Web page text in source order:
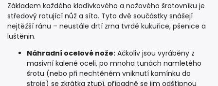
Základem každého kladívkového a nožového šrotovníku je
středový rotující nůž a síto. Tyto dvě součástky snášejí
nejtěžší ránu – neustále drtí zrna tvrdé kukuřice, pšenice a
luštěnin.
Náhradní ocelové nože: Ačkoliv jsou vyráběny z
masivní kalené oceli, po mnoha tunách namletého
šrotu (nebo při nechtěném vniknutí kamínku do
stroje) se zkrátka ztupí, případně se jim odštípnou